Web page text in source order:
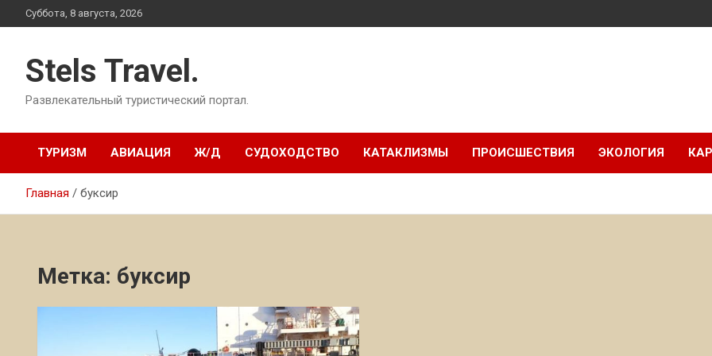
Перейти
к
Суббота, 8 августа, 2026
Stels Travel.
Развлекательный туристический портал.
ТУРИЗМ АВИАЦИЯ Ж/Д СУДОХОДСТВО КАТАКЛИЗМЫ ПРОИСШЕСТВИЯ ЭКОЛОГИЯ
Главная буксир
Метка: буксир